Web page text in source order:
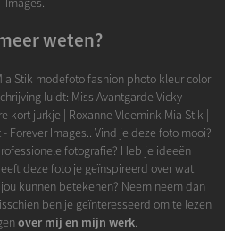
weten?
Stik modefoto fashion photo kleur color
luidt: Miss Avantgarde Vicky
kort jurkje | Roxanne Vleemink Mia Stik |
Forever Images.. Vind je deze foto mooi?
fotografie? Heb je ideeën
deze foto je geïnspireerd over wat
kunnen betekenen? Neem neem dan
ben je geïnteresseerd om te lezen
over mij en mijn werk.